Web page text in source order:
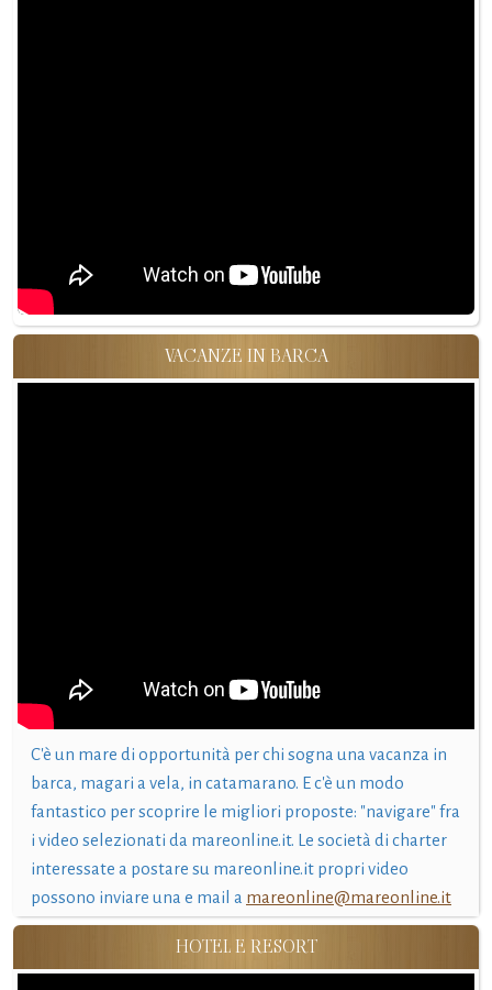
VACANZE IN BARCA
C'è un mare di opportunità per chi sogna una vacanza in
barca, magari a vela, in catamarano. E c'è un modo
fantastico per scoprire le migliori proposte: "navigare" fra
i video selezionati da mareonline.it. Le società di charter
interessate a postare su mareonline.it propri video
possono inviare una e mail a mareonline@mareonline.it
HOTEL E RESORT